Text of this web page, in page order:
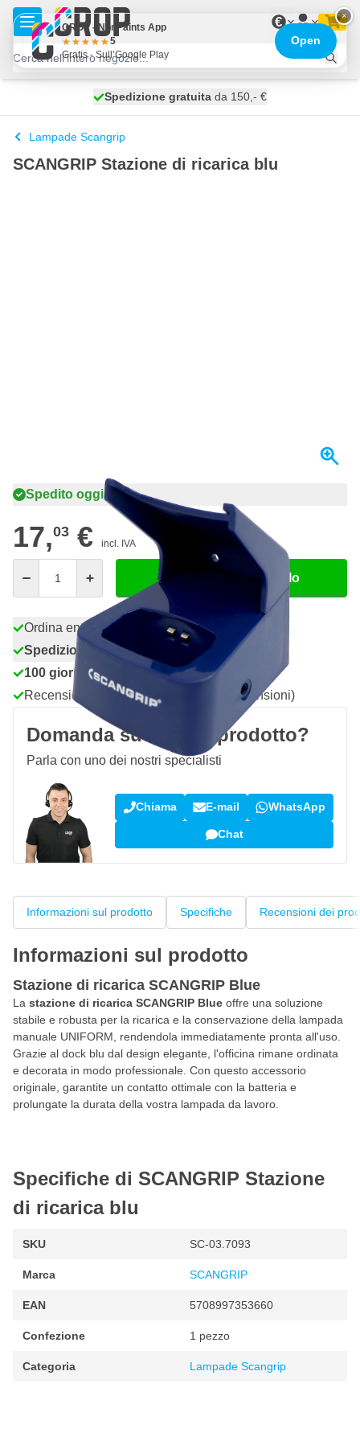
Salta al contenuto
€
spedito oggi
Spedizione gratuita da 150,- €
100 giorni
Lampade Scangrip
SCANGRIP Stazione di ricarica blu
Spedito oggi
17,03 € incl. IVA
Aggiungi al Carrello
Ordina entro le 23:59,
spedito oggi
Spedizione gratuita
da 150,- €
100 giorni
per resi & cambi
Recensioni dei clienti:
(7.055 recensioni)
Domanda su questo prodotto?
Parla con uno dei nostri specialisti
Chiama E-mail WhatsApp
Chat
Informazioni sul prodotto Specifiche Recensioni dei
Informazioni sul prodotto
Stazione di ricarica SCANGRIP Blue
La stazione di ricarica SCANGRIP Blue offre una soluzione
stabile e robusta per la ricarica e la conservazione della lampada
manuale UNIFORM, rendendola immediatamente pronta all'uso.
Grazie al dock blu dal design elegante, l'officina rimane ordinata
e decorata in modo professionale. Con questo accessorio
originale, garantite un contatto ottimale con la batteria e
prolungate la durata della vostra lampada da lavoro.
Specifiche di SCANGRIP Stazione
di ricarica blu
SKU SC-03.7093
Marca SCANGRIP
EAN 5708997353660
Confezione 1 pezzo
Categoria Lampade Scangrip
×
CROP - NonPaints App
5
Gratis - Sull’Google Play
Open